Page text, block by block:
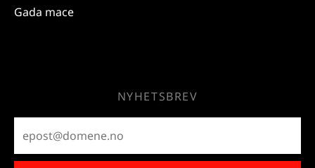
Gada mace
NYHETSBREV